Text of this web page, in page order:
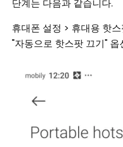
단계는 다음과 같습니다.
휴대폰 설정 > 휴대용 핫
"자동으로 핫스팟 끄기" 옵